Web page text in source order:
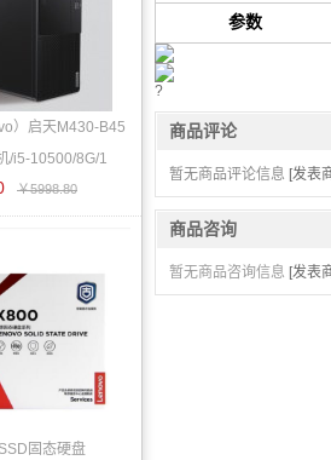
）启天M430-B45
/i5-10500/8G/1
￥5998.80
固态硬盘
参数
?
商品评论
暂无商品评论信息 [发表
商品咨询
暂无商品咨询信息 [发表